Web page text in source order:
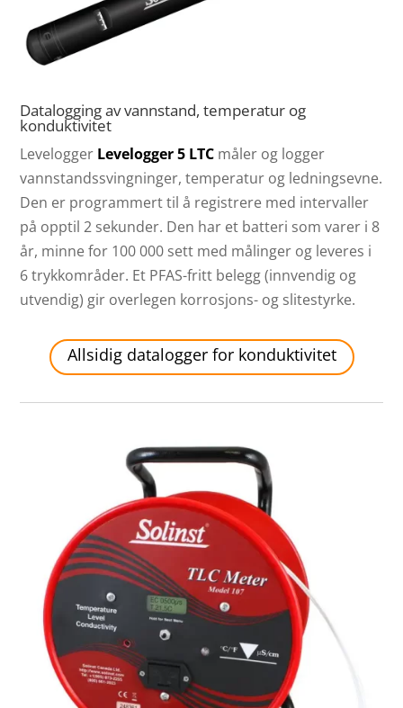
Datalogging av vannstand, temperatur og
konduktivitet
Levelogger Levelogger 5 LTC måler og logger
vannstandssvingninger, temperatur og ledningsevne.
Den er programmert til å registrere med intervaller
på opptil 2 sekunder. Den har et batteri som varer i 8
år, minne for 100 000 sett med målinger og leveres i
6 trykkområder. Et PFAS-fritt belegg (innvendig og
utvendig) gir overlegen korrosjons- og slitestyrke.
Allsidig datalogger for konduktivitet